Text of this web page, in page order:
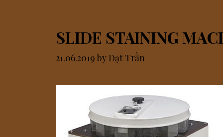
SLIDE STAINING
21.06.2019 byĐạt Trần